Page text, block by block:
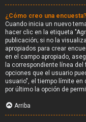
¿Cómo creo una encuesta?
Cuando inicia un nuevo
hacer clic en la etiqueta
publicación; si no la
apropiados para crear
en el campo apropiado,
la correspondiente línea
opciones que el usuario
usuario", el tiempo límite en
por último la opción de
Arriba